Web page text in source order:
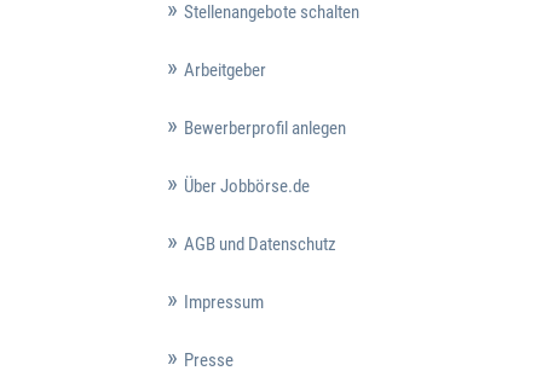
Stellenangebote schalten
Arbeitgeber
Bewerberprofil anlegen
Über Jobbörse.de
AGB und Datenschutz
Impressum
Presse